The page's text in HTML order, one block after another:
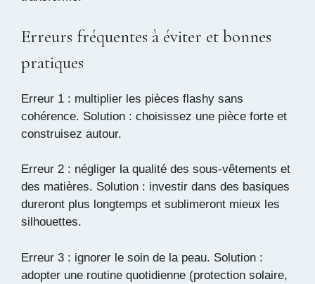
Erreurs fréquentes à éviter et bonnes
pratiques
Erreur 1 : multiplier les pièces flashy sans
cohérence. Solution : choisissez une pièce forte et
construisez autour.
Erreur 2 : négliger la qualité des sous-vêtements et
des matières. Solution : investir dans des basiques
dureront plus longtemps et sublimeront mieux les
silhouettes.
Erreur 3 : ignorer le soin de la peau. Solution :
adopter une routine quotidienne (protection solaire,